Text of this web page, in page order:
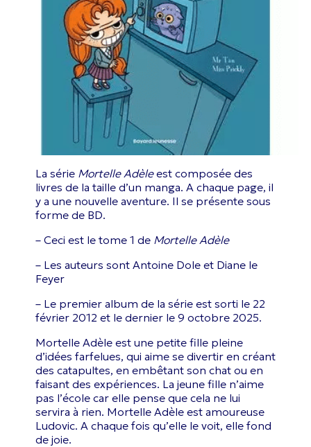
La série MortelleAdèleest composée des
livres de la taille d’un manga. A chaque page, il
y a une nouvelle aventure. Il se présente sous
forme de BD.
– Ceci est le tome 1 de MortelleAdèle
– Les auteurs sont Antoine Dole et Diane le
Feyer
– Le premier album de la série est sorti le 22
février 2012 et le dernier le 9 octobre 2025.
Mortelle Adèle est une petite fille pleine
d’idées farfelues, qui aime se divertir en créant
des catapultes, en embêtant son chat ou en
faisant des expériences. La jeune fille n’aime
pas l’école car elle pense que cela ne lui
servira à rien. Mortelle Adèle est amoureuse
Ludovic. A chaque fois qu’elle le voit, elle fond
de joie.